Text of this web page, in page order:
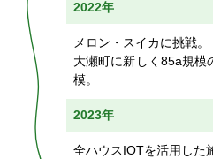
2022年
メロン・スイカに挑戦。
大瀬町に新しく85a規模
模。
2023年
全ハウスIOTを活用した